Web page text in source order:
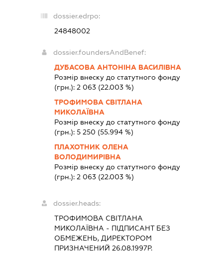
dossier.edrpo:
24848002
dossier.foundersAndBenef:
ДУБАСОВА АНТОНІНА ВАСИЛІВНА
Розмір внеску до статутного фонду
(грн.): 2 063(22.003 %)
ТРОФИМОВА СВІТЛАНА
МИКОЛАЇВНА
Розмір внеску до статутного фонду
(грн.): 5 250 (55.994 %)
ПЛАХОТНИК ОЛЕНА
ВОЛОДИМИРІВНА
Розмір внеску до статутного фонду
(грн.): 2 063(22.003 %)
dossier.heads:
ТРОФИМОВА СВІТЛАНА
МИКОЛАЇВНА - ПІДПИСАНТБЕЗ
ОБМЕЖЕНЬ, ДИРЕКТОРОМ
ПРИЗНАЧЕНИЙ 26.08.1997Р.